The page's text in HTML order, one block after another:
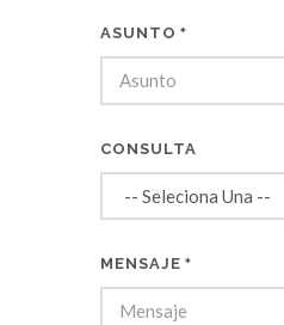
ASUNTO *
CONSULTA
MENSAJE *